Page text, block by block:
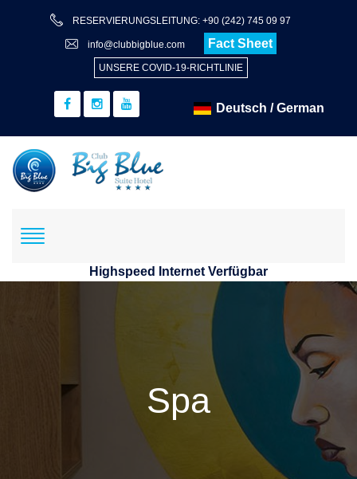
RESERVIERUNGSLEITUNG: +90 (242) 745 09 97
info@clubbigblue.com Fact Sheet
UNSERE COVID-19-RICHTLINIE
Highspeed Internet Verfügbar
Hotel+Flug
Spa